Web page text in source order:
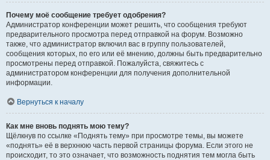
Почему моё сообщение требует одобрения?
Администратор конференции может решить, что сообщения требуют
предварительного просмотра перед отправкой на форум. Возможно
также, что администратор включил вас в группу пользователей,
сообщения которых, по его или её мнению, должны быть предварительно
просмотрены перед отправкой. Пожалуйста, свяжитесь с
администратором конференции для получения дополнительной
информации.
Вернуться к началу
Как мне вновь поднять мою тему?
Щёлкнув по ссылке «Поднять тему» при просмотре темы, вы можете
«поднять» её в верхнюю часть первой страницы форума. Если этого не
происходит, то это означает, что возможность поднятия тем могла быть